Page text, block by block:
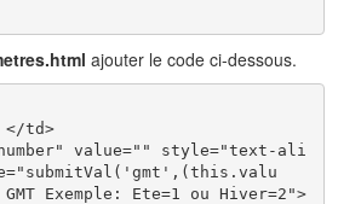
ajouter le code ci-dessous.
Exemple: Ete=1 ou Hiver=2">